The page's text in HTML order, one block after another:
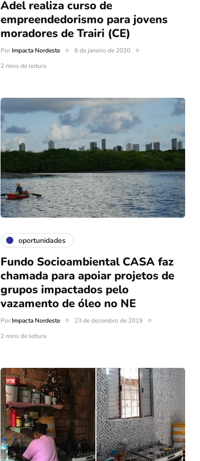
Adel realiza curso de
empreendedorismo para jovens
moradores de Trairi (CE)
PorImpacta Nordeste
6 de janeiro de 2020
2 mins de leitura
oportunidades
Fundo Socioambiental CASA faz
chamada para apoiar projetos de
grupos impactados pelo
vazamento de óleo no NE
PorImpacta Nordeste
23 de dezembro de 2019
2 mins de leitura